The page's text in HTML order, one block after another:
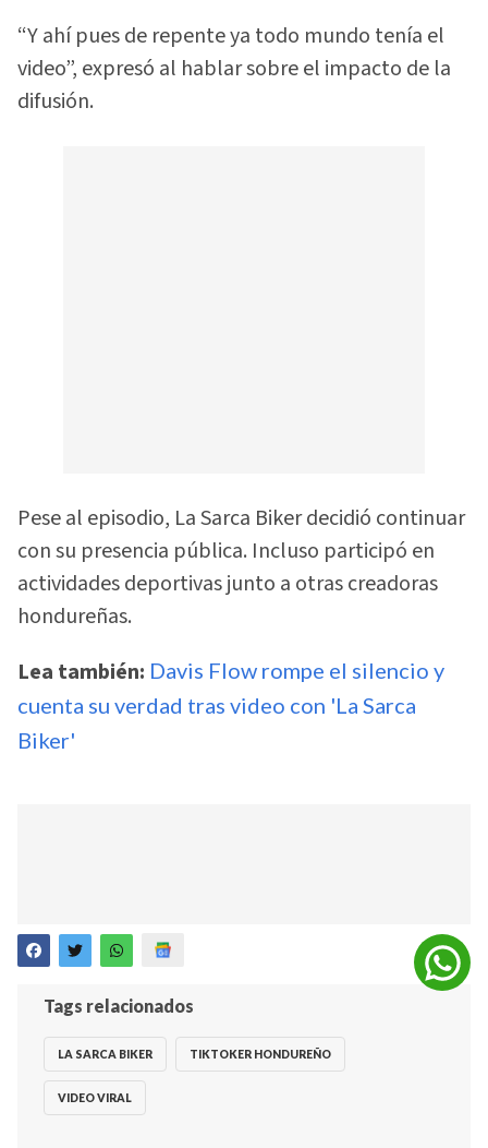
“Y ahí pues de repente ya todo mundo tenía el
video”, expresó al hablar sobre el impacto de la
difusión.
Pese al episodio, La Sarca Biker decidió continuar
con su presencia pública. Incluso participó en
actividades deportivas junto a otras creadoras
hondureñas.
Lea también: Davis Flow rompe el silencio y
cuenta su verdad tras video con 'La Sarca
Biker'
Tags relacionados
LA SARCA BIKER TIKTOKER HONDUREÑO
VIDEO VIRAL